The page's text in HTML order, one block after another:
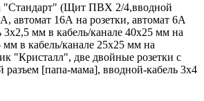
"Стандарт" (Щит ПВХ 2/4,вводной
автомат 16А на розетки, автомат 6А
3х2,5 мм в кабель/канале 40х25 мм на
мм в кабель/канале 25х25 мм на
"Кристалл", две двойные розетки с
разъем [папа-мама], вводной-кабель 3х4